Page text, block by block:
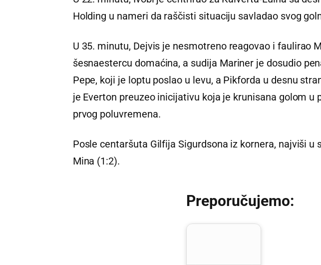
Holding u nameri da raščisti situaciju savladao svog
U 35. minutu, Dejvis je nesmotreno reagovao i faulirao
šesnaestercu domaćina, a sudija Mariner je dosudio
Pepe, koji je loptu poslao u levu, a Pikforda u desnu
je Everton preuzeo inicijativu koja je krunisana golom u
prvog poluvremena.
Posle centaršuta Gilfija Sigurdsona iz kornera, najviši u
Mina (1:2).
Preporučujemo: